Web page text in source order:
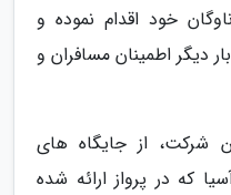
خود اقدام نموده و
دیگر اطمینان مسافران و
شرکت، از جایگاه های
که در پرواز ارائه شده